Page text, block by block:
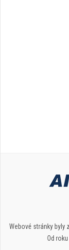
Webové stránky byly
Od